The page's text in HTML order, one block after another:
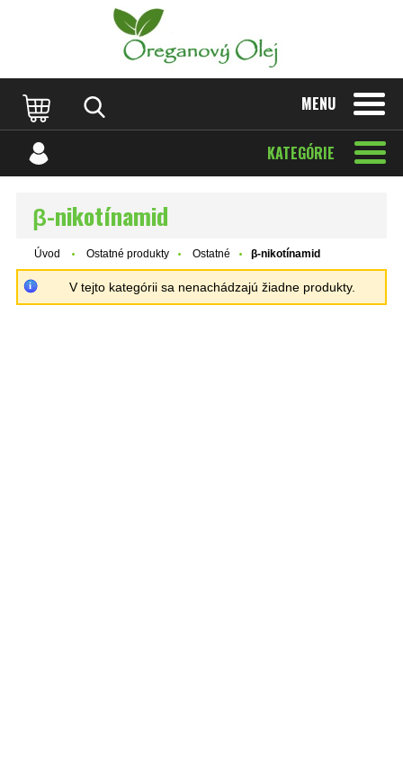
MENU
KATEGÓRIE
β-nikotínamid
Úvod Ostatné produkty Ostatné β-nikotínamid
V tejto kategórii sa nenachádzajú žiadne produkty.